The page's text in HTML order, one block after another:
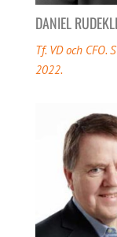
DANIEL
Tf. VD och CFO.
2022.